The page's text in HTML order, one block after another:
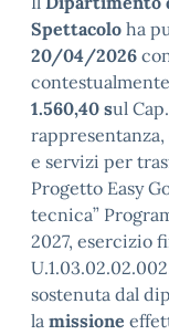
Spettacolo ha
20/04/2026
contestualmente
1.560,40 sul
e servizi per
Progetto Easy
tecnica”
2027, esercizio
sostenuta dal
la missione